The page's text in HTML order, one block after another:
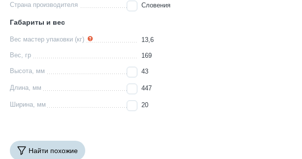
Страна производителя Словения
Габариты и вес
Вес мастер упаковки (кг) 13,6
Вес, гр 169
Высота, мм 43
Длина, мм 447
Ширина, мм 20
Найти похожие